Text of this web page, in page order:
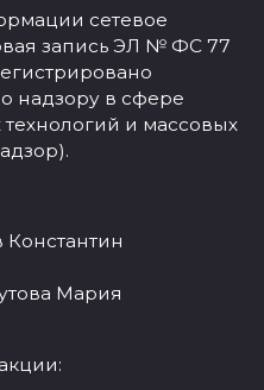
сетевое
запись ЭЛ № ФС 77
надзору в сфере
и массовых
Мария